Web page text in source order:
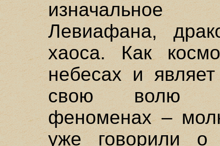
изначальное
Левиафана,
хаоса. Как
небесах и
свою волю в
феноменах –
уже говорили о